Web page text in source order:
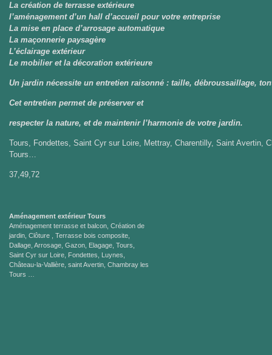
La création de terrasse extérieure
l’aménagement d’un hall d’accueil pour votre entreprise
La mise en place d’arrosage automatique
La maçonnerie paysagère
L’éclairage extérieur
Le mobilier et la décoration extérieure
Un jardin nécessite un entretien raisonné : taille, débroussaillage,
Cet entretien permet de préserver et
respecter la nature, et de maintenir l’harmonie de votre jardin.
Tours, Fondettes, Saint Cyr sur Loire, Mettray, Charentilly, Saint Avertin,
Tours…
37,49,72
Aménagement extérieur Tours
Aménagement terrasse et balcon, Création de
jardin, Clôture , Terrasse bois composite,
Dallage, Arrosage, Gazon, Elagage, Tours,
Saint Cyr sur Loire, Fondettes, Luynes,
Château-la-Vallière, saint Avertin, Chambray les
Tours …